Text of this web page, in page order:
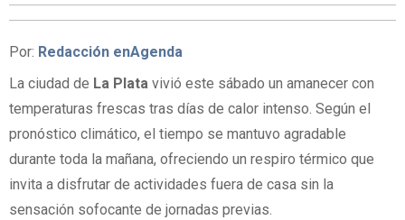
Por: Redacción enAgenda
La ciudad de La Plata vivió este sábado un amanecer con
temperaturas frescas tras días de calor intenso. Según el
pronóstico climático, el tiempo se mantuvo agradable
durante toda la mañana, ofreciendo un respiro térmico que
invita a disfrutar de actividades fuera de casa sin la
sensación sofocante de jornadas previas.